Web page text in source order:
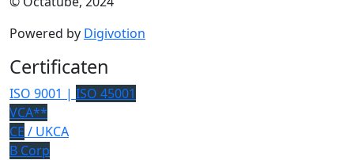
Powered by Digivotion
Certificaten
ISO 9001 | ISO 45001
VCA**
CE / UKCA
B Corp